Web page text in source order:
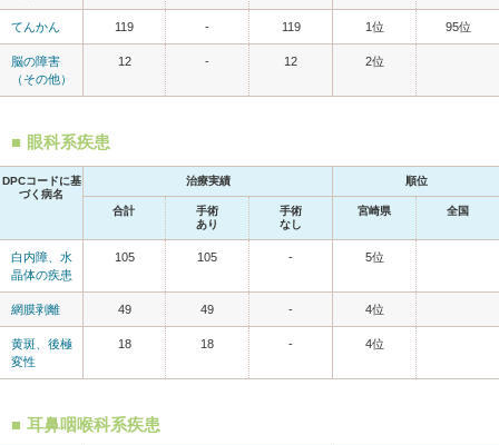
てんかん 119 - 119 1位 95位
脳の障害
（その他）
12 - 12 2位
眼科系疾患
DPCコードに基
づく病名
治療実績 順位
合計
手術
あり
手術
なし
宮崎県 全国
白内障、水
晶体の疾患
105 105 - 5位
網膜剥離 49 49 - 4位
黄斑、後極
変性
18 18 - 4位
耳鼻咽喉科系疾患